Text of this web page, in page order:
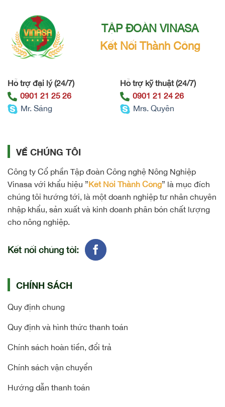
TẬP ĐOÀN VINASA
Kết Nối Thành Công
Hỗ trợ đại lý (24/7)
0901 21 25 26
Mr. Sáng
Hỗ trợ kỹ thuật (24/7)
0901 21 24 26
Mrs. Quyên
VỀ CHÚNG TÔI
Công ty Cổ phần Tập đoàn Công nghệ Nông Nghiệp
Vinasa với khẩu hiệu ”Kết Nối Thành Công” là mục đích
chúng tôi hướng tới, là một doanh nghiệp tư nhân chuyên
nhập khẩu, sản xuất và kinh doanh phân bón chất lượng
cho nông nghiệp.
Kết nối chúng tôi:
CHÍNH SÁCH
Quy định chung
Quy định và hình thức thanh toán
Chính sách hoàn tiền, đổi trả
Chính sách vận chuyển
Hướng dẫn thanh toán